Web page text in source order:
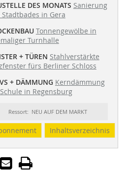
DES MONATS Sanierung
Stadtbades in Gera
Tonnengewölbe in
Turnhalle
+ TÜREN Stahlverstärkte
fürs Berliner Schloss
+ DÄMMUNG Kerndämmung
in Regensburg
Ressort: NEU AUF DEM MARKT
Inhaltsverzeichnis